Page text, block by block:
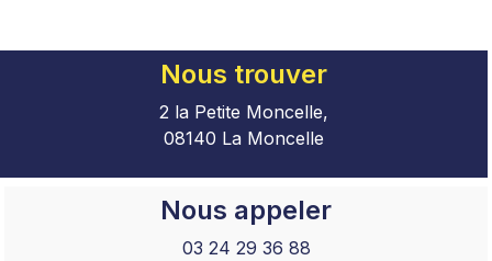
Nous trouver
2 la Petite Moncelle,
08140 La Moncelle
Nous appeler
03 24 29 36 88